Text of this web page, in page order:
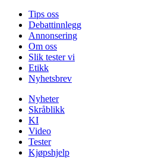
Tips oss
Debattinnlegg
Annonsering
Om oss
Slik tester vi
Etikk
Nyhetsbrev
Nyheter
Skråblikk
KI
Video
Tester
Kjøpshjelp